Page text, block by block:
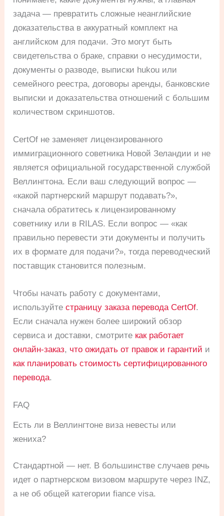
задача — превратить сложные неанглийские
доказательства в аккуратный комплект на
английском для подачи. Это могут быть
свидетельства о браке, справки о несудимости,
документы о разводе, выписки hukou или
семейного реестра, договоры аренды, банковские
выписки и доказательства отношений с большим
количеством скриншотов.
CertOf не заменяет лицензированного
иммиграционного советника Новой Зеландии и не
является официальной государственной службой
Веллингтона. Если ваш следующий вопрос —
«какой партнерский маршрут подавать?»,
сначала обратитесь к лицензированному
советнику или в RILAS. Если вопрос — «как
правильно перевести эти документы и получить
их в формате для подачи?», тогда переводческий
поставщик становится полезным.
Чтобы начать работу с документами,
используйтестраницу заказа перевода CertOf.
Если сначала нужен более широкий обзор
сервиса и доставки, смотрите как работает
онлайн-заказ, что ожидать от правок и гарантий и
как планировать стоимость сертифицированного
перевода.
FAQ
Есть ли в Веллингтоне виза невесты или
жениха?
Стандартной — нет. В большинстве случаев речь
идет о партнерском визовом маршруте через INZ,
а не об общей категории fiance visa.